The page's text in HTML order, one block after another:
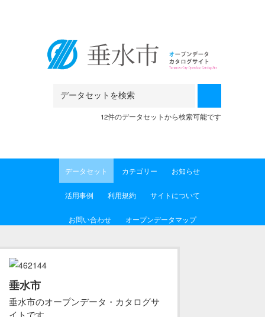
12件のデータセットから検索可能です
データセット カテゴリー お知らせ
活用事例 利用規約 サイトについて
お問い合わせ オープンデータマップ
垂水市
垂水市のオープンデータ・カタログサ
イトです